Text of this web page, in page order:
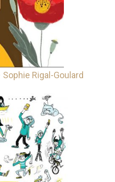
Rigal-Goulard